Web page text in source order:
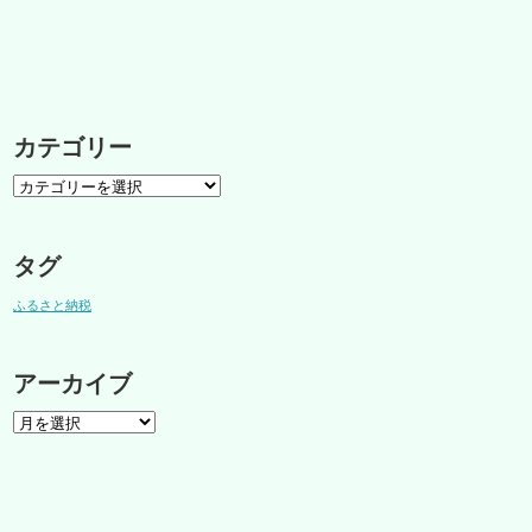
カテゴリー
タグ
ふるさと納税
アーカイブ